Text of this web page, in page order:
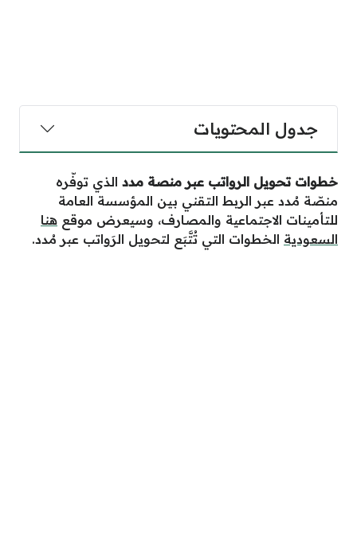
جدول المحتويات
خطوات تحويل الرواتب عبر منصة مدد الذي توفّره
منصّة مُدد عبر الربط التقني بين المؤسسة العامة
للتأمينات الاجتماعية والمصارف، وسيعرض موقع هنا
السعودية الخطوات التي تُتَّبَع لتحويل الرَواتب عبر مُدد.